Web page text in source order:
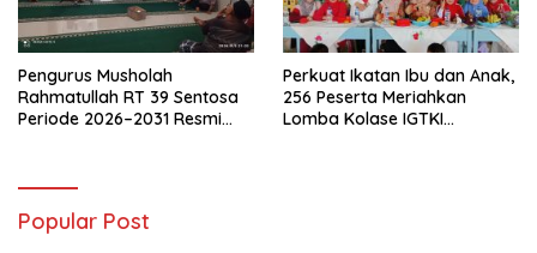
Pengurus Musholah
Rahmatullah RT 39 Sentosa
Periode 2026–2031 Resmi
Perkuat Ikatan Ibu dan Anak,
256 Peserta Meriahkan
Lomba Kolase IGTKI
Popular Post